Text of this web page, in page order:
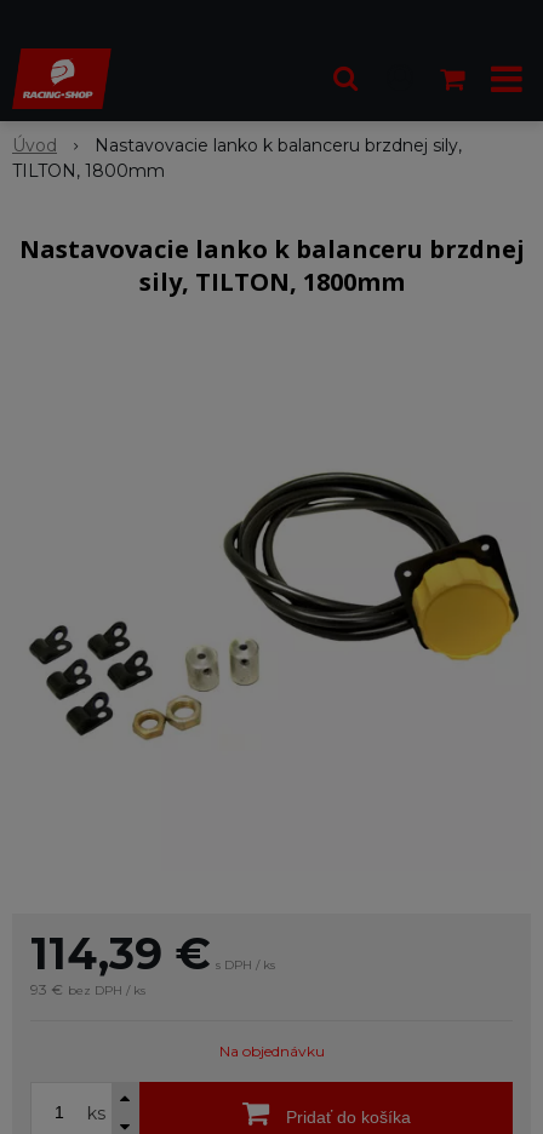
Úvod
Nastavovacie lanko k balanceru brzdnej sily,
TILTON, 1800mm
Nastavovacie lanko k balanceru brzdnej
sily, TILTON, 1800mm
114,39 € s DPH / ks
93 € bez DPH / ks
Na objednávku
ks Pridať do košíka